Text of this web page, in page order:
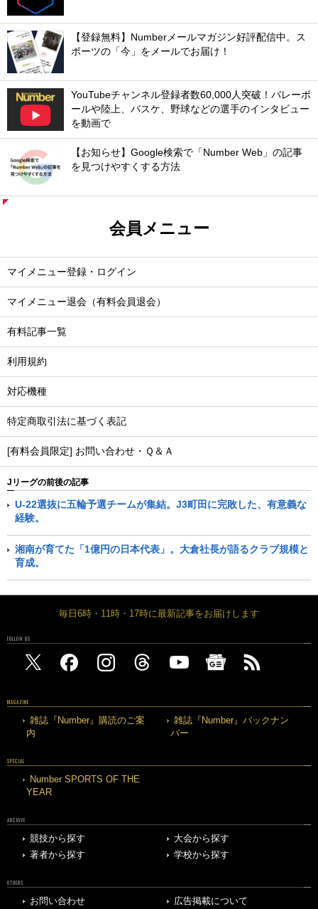
【登録無料】Numberメールマガジン好評配信中。ス
ポーツの「今」をメールでお届け！
YouTubeチャンネル登録者数60,000人突破！バレーボ
ールや陸上、バスケ、野球などの選手のインタビュー
を動画で
【お知らせ】Google検索で「Number Web」の記事
を見つけやすくする方法
会員メニュー
マイメニュー登録・ログイン
マイメニュー退会（有料会員退会）
有料記事一覧
利用規約
対応機種
特定商取引法に基づく表記
[有料会員限定] お問い合わせ・Ｑ＆Ａ
Jリーグの前後の記事
U-22選抜に五輪予選チームが集結。J3町田に完敗した、有意義な
経験。
湘南が育てた「1億円の日本代表」。大倉社長が語るクラブ規模と
育成。
毎日6時・11時・17時に最新記事をお届けします
FOLLOW US
MAGAZINE
雑誌『Number』購読のご案
内
雑誌『Number』バックナン
バー
SPECIAL
Number SPORTS OF THE
YEAR
ARCHIVE
競技から探す
大会から探す
著者から探す
学校から探す
OTHERS
お問い合わせ 広告掲載について